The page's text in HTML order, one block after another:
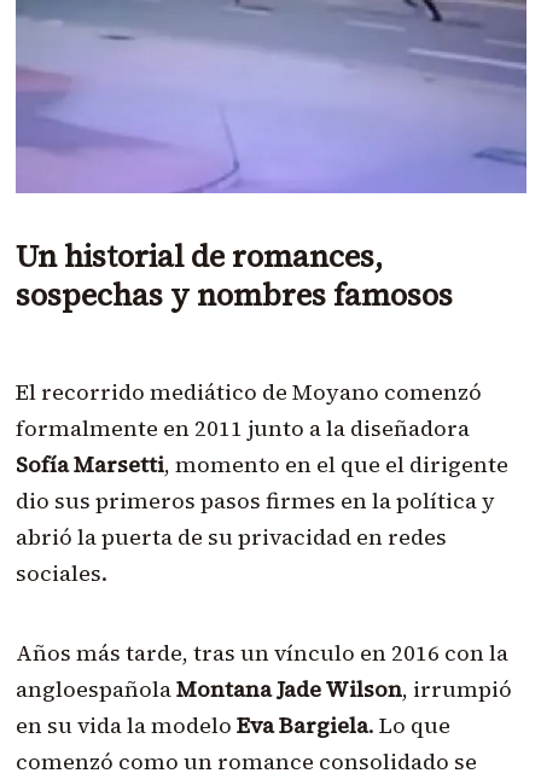
Un historial de romances,
sospechas y nombres famosos
El recorrido mediático de Moyano comenzó
formalmente en 2011 junto a la diseñadora
Sofía Marsetti, momento en el que el dirigente
dio sus primeros pasos firmes en la política y
abrió la puerta de su privacidad en redes
sociales.
Años más tarde, tras un vínculo en 2016 con la
angloespañolaMontana Jade Wilson, irrumpió
en su vida la modelo Eva Bargiela. Lo que
comenzó como un romance consolidado se